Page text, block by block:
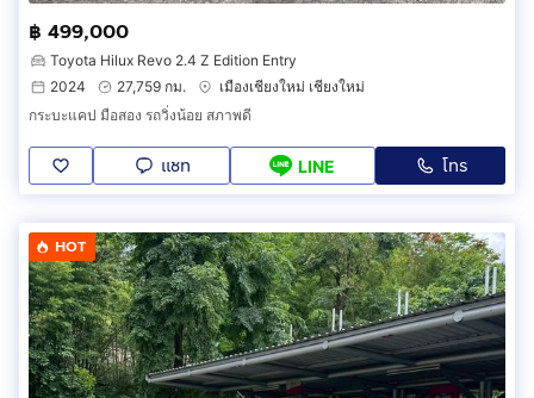
฿ 499,000
Toyota Hilux Revo 2.4 Z Edition Entry
2024
27,759 กม.
เมืองเชียงใหม่ เชียงใหม่
กระบะแคป มือสอง รถวิ่งน้อย สภาพดี
แชท LINE โทร
HOT